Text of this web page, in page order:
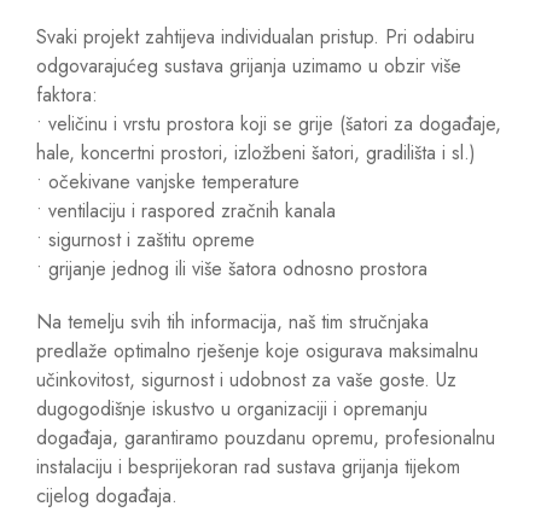
Svaki projekt zahtijeva individualan pristup. Pri odabiru
odgovarajućeg sustava grijanja uzimamo u obzir više
faktora:
• veličinu i vrstu prostora koji se grije (šatori za događaje,
hale, koncertni prostori, izložbeni šatori, gradilišta i sl.)
• očekivane vanjske temperature
• ventilaciju i raspored zračnih kanala
• sigurnost i zaštitu opreme
• grijanje jednog ili više šatora odnosno prostora
Na temelju svih tih informacija, naš tim stručnjaka
predlaže optimalno rješenje koje osigurava maksimalnu
učinkovitost, sigurnost i udobnost za vaše goste. Uz
dugogodišnje iskustvo u organizaciji i opremanju
događaja, garantiramo pouzdanu opremu, profesionalnu
instalaciju i besprijekoran rad sustava grijanja tijekom
cijelog događaja.